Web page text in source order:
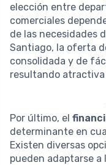
elección entre
comerciales
de las necesidades
Santiago, la oferta
consolidada y de
resultando atractiva
Por último, el
determinante en
Existen diversas
pueden adaptarse a